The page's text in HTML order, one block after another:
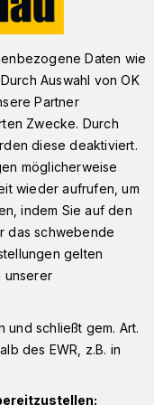
Lönsstraße
Daten wie
Auswahl von OK
Partner
Zwecke. Durch
diese deaktiviert.
möglicherweise
wieder aufrufen, um
indem Sie auf den
das schwebende
gelten
unserer
und schließt gem. Art.
des EWR, z.B. in